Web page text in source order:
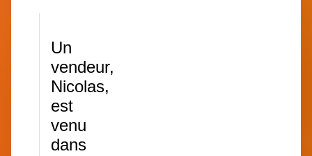
Un
vendeur,
Nicolas,
est
venu
dans